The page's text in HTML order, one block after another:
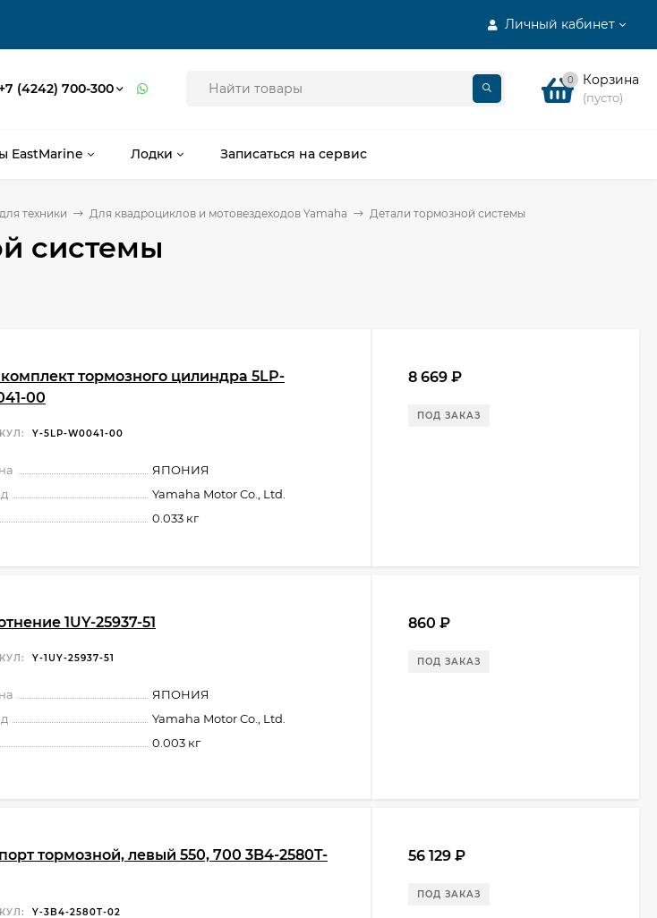
Личный кабинет
(4242) 700-300 0 Корзина
(пусто)
EastMarine Лодки Записаться на сервис
техники Для квадроциклов и мотовездеходов Yamaha Детали тормозной системы
системы
тормозного цилиндра 5LP-
00
Y-5LP-W0041-00
ЯПОНИЯ
Yamaha Motor Co., Ltd.
0.033 кг
8 669 ₽
ПОД ЗАКАЗ
1UY-25937-51
Y-1UY-25937-51
ЯПОНИЯ
Yamaha Motor Co., Ltd.
0.003 кг
860 ₽
ПОД ЗАКАЗ
тормозной, левый 550, 700 3B4-2580T-
Y-3B4-2580T-02
56 129 ₽
ПОД ЗАКАЗ